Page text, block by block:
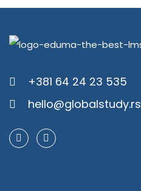
+381 64 24 23 535
hello@globalstudy.rs